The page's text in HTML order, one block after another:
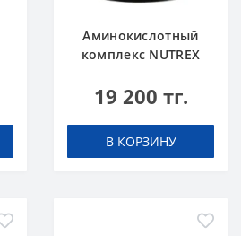
Аминокислотный
комплекс NUTREX
Голубика Лимонад
19 200 тг.
В КОРЗИНУ